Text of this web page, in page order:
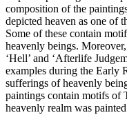
composition of the
depicted heaven as one of
Some of these contain
heavenly beings.
‘Hell’ and ‘Afterlife
examples during the Early
sufferings of heavenly
paintings contain motifs of
heavenly realm was